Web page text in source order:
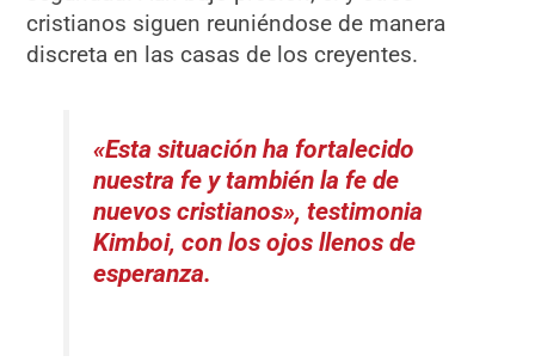
cristianos siguen reuniéndose de manera
discreta en las casas de los creyentes.
«Esta situación ha fortalecido
nuestra fe y también la fe de
nuevos cristianos», testimonia
Kimboi, con los ojos llenos de
esperanza.